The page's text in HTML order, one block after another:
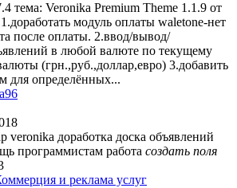
тема: Veronika Premium Theme 1.1.9 от
модуль оплаты waletone-нет
после оплаты. 2.ввод/вывод/
в любой валюте по текущему
(грн.,руб.,доллар,евро) 3.добавить
для определённых...
veronika доработка доска объявлений
программистам работа создать поля
и реклама услуг